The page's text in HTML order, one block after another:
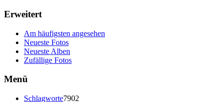
Erweitert
Am häufigsten angesehen
Neueste Fotos
Neueste Alben
Zufällige Fotos
Menü
Schlagworte7902